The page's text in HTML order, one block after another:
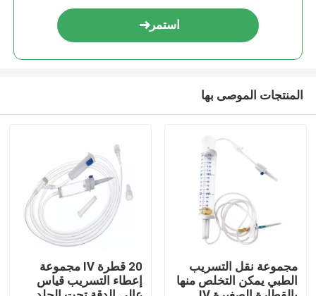
استمر
المنتجات الموصى بها
مجموعة نقل التسريب
الطبي يمكن التخلص منها
20 قطرة IV مجموعة
إعطاء التسريب قياس